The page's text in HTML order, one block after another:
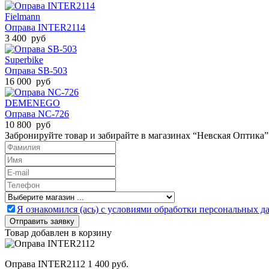
Fielmann
Оправа INTER2114
3 400 руб
Superbike
Оправа SB-503
16 000 руб
DEMENEGO
Оправа NC-726
10 800 руб
Забронируйте товар и забирайте в магазинах “Невская Оптика”
Я ознакомился (ась) с условиями обработки персональных
Товар добавлен в корзину
Оправа INTER2112 1 400 руб.